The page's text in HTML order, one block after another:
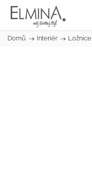
Domů / Interiér / Ložnice